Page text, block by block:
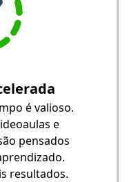
é valioso.
e
pensados
resultados.